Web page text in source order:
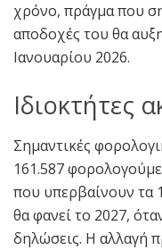
χρόνο, πράγμα που
αποδοχές του θα
Ιανουαρίου 2026.
Ιδιοκτήτες
Σημαντικές
161.587
που υπερβαίνουν τα
θα φανεί το 2027,
δηλώσεις. Η αλλαγή